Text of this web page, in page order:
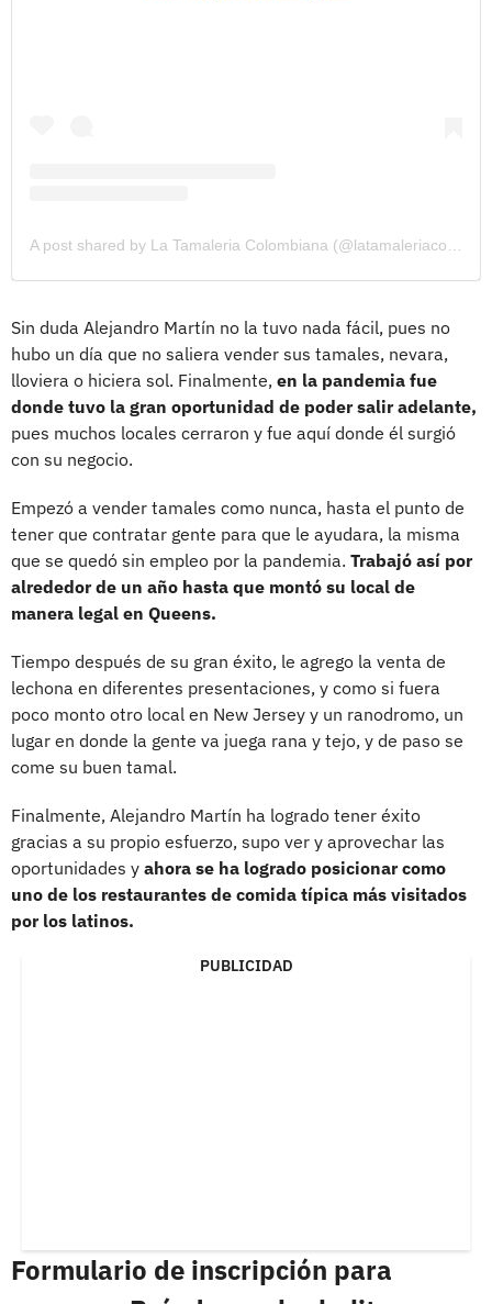
A post shared by La Tamaleria Colombiana (@latamaleriacolombiana)
Sin duda Alejandro Martín no la tuvo nada fácil, pues no
hubo un día que no saliera vender sus tamales, nevara,
lloviera o hiciera sol. Finalmente, en la pandemia fue
donde tuvo la gran oportunidad de poder salir adelante,
pues muchos locales cerraron y fue aquí donde él surgió
con su negocio.
Empezó a vender tamales como nunca, hasta el punto de
tener que contratar gente para que le ayudara, la misma
que se quedó sin empleo por la pandemia. Trabajó así por
alrededor de un año hasta que montó su local de
manera legal en Queens.
Tiempo después de su gran éxito, le agrego la venta de
lechona en diferentes presentaciones, y como si fuera
poco monto otro local en New Jersey y un ranodromo, un
lugar en donde la gente va juega rana y tejo, y de paso se
come su buen tamal.
Finalmente, Alejandro Martín ha logrado tener éxito
gracias a su propio esfuerzo, supo ver y aprovechar las
oportunidades y ahora se ha logrado posicionar como
uno de los restaurantes de comida típica más visitados
por los latinos.
PUBLICIDAD
Formulario de inscripción para